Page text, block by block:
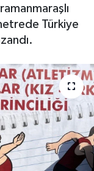
Türkiye